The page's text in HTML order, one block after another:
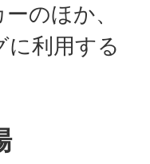
のほか、
に利用する